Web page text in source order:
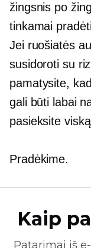
žingsnis po
tinkamai
Jei ruošiatės
susidoroti su
pamatysite,
gali būti labai
pasieksite
Pradėkime.
Kaip
Patarimai iš